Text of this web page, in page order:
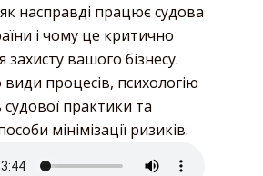
насправді працює судова
і чому це критично
вашого бізнесу.
процесів, психологію
судової практики та
мінімізації ризиків.